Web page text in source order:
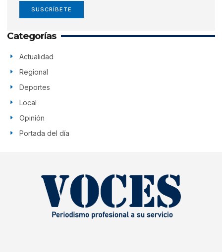
SUSCRÍBETE
Categorías
Actualidad
Regional
Deportes
Local
Opinión
Portada del día